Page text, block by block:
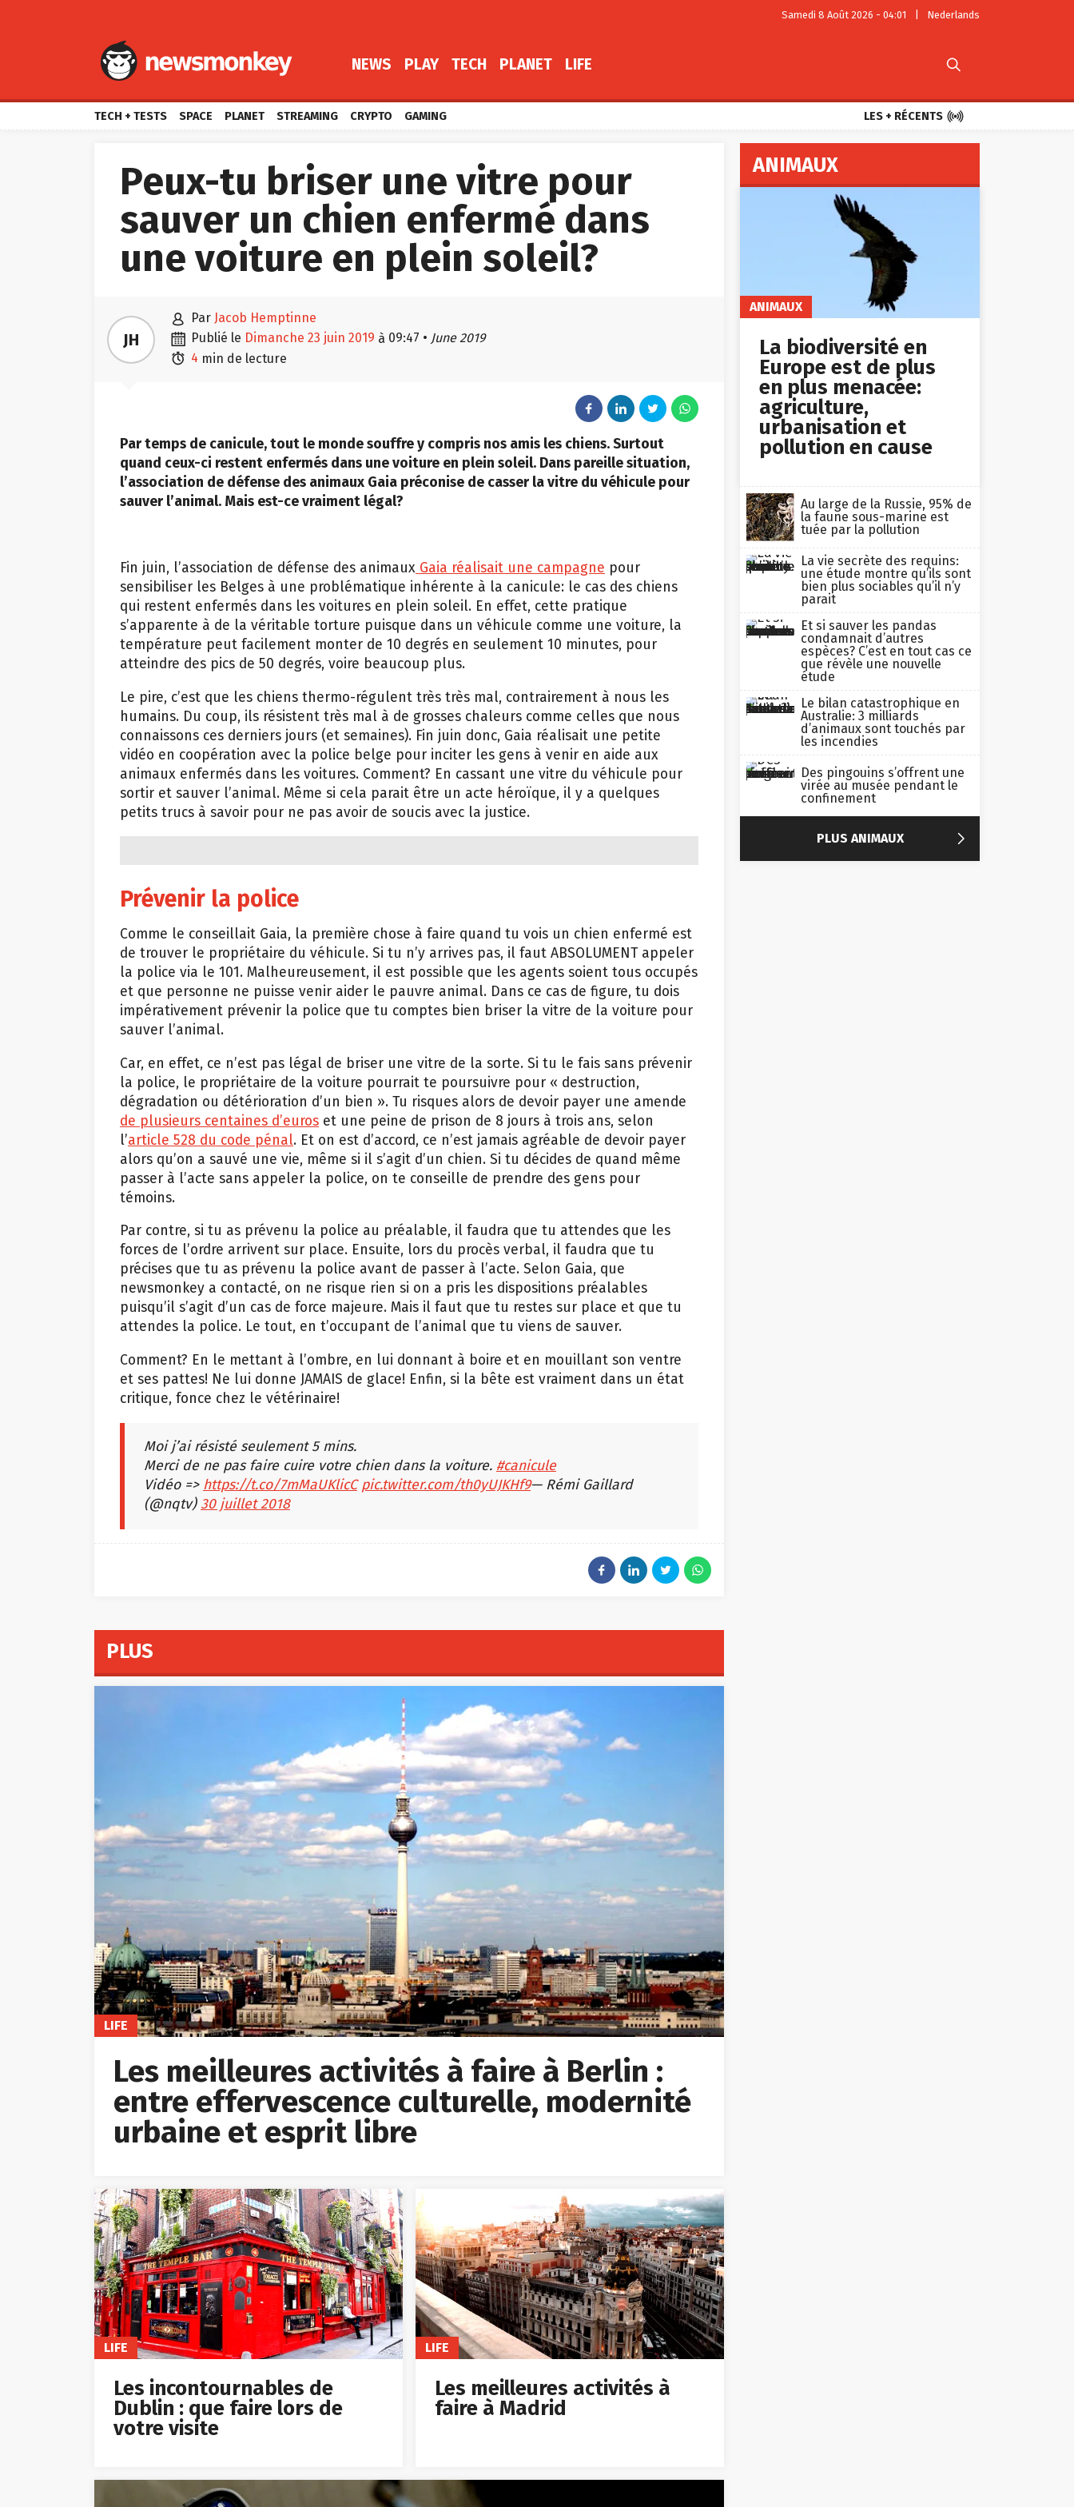
Samedi 8 Août 2026 - 04:01 Nederlands
NEWS PLAY TECH PLANET LIFE 
TECH + TESTS SPACE PLANET STREAMING CRYPTO GAMING LES + RÉCENTS 
Peux-tu briser une vitre pour
sauver un chien enfermé dans
une voiture en plein soleil?
JH
 par Jacob Hemptinne
 publié le dimanche 23 juin 2019 à 09:47 • June 2019
 4 min de lecture
Par temps de canicule, tout le monde souffre y compris nos amis les chiens. Surtout
quand ceux-ci restent enfermés dans une voiture en plein soleil. Dans pareille situation,
l’association de défense des animaux Gaia préconise de casser la vitre du véhicule pour
sauver l’animal. Mais est-ce vraiment légal?
Fin juin, l’association de défense des animaux Gaia réalisait une campagne pour
sensibiliser les Belges à une problématique inhérente à la canicule: le cas des chiens
qui restent enfermés dans les voitures en plein soleil. En effet, cette pratique
s’apparente à de la véritable torture puisque dans un véhicule comme une voiture, la
température peut facilement monter de 10 degrés en seulement 10 minutes, pour
atteindre des pics de 50 degrés, voire beaucoup plus.
Le pire, c’est que les chiens thermo-régulent très très mal, contrairement à nous les
humains. Du coup, ils résistent très mal à de grosses chaleurs comme celles que nous
connaissons ces derniers jours (et semaines). Fin juin donc, Gaia réalisait une petite
vidéo en coopération avec la police belge pour inciter les gens à venir en aide aux
animaux enfermés dans les voitures. Comment? En cassant une vitre du véhicule pour
sortir et sauver l’animal. Même si cela parait être un acte héroïque, il y a quelques
petits trucs à savoir pour ne pas avoir de soucis avec la justice.
Prévenir la police
Comme le conseillait Gaia, la première chose à faire quand tu vois un chien enfermé est
de trouver le propriétaire du véhicule. Si tu n’y arrives pas, il faut ABSOLUMENT appeler
la police via le 101. Malheureusement, il est possible que les agents soient tous occupés
et que personne ne puisse venir aider le pauvre animal. Dans ce cas de figure, tu dois
impérativement prévenir la police que tu comptes bien briser la vitre de la voiture pour
sauver l’animal.
Car, en effet, ce n’est pas légal de briser une vitre de la sorte. Si tu le fais sans prévenir
la police, le propriétaire de la voiture pourrait te poursuivre pour « destruction,
dégradation ou détérioration d’un bien ». Tu risques alors de devoir payer une amende
de plusieurs centaines d’euros et une peine de prison de 8 jours à trois ans, selon
l’article 528 du code pénal. Et on est d’accord, ce n’est jamais agréable de devoir payer
alors qu’on a sauvé une vie, même si il s’agit d’un chien. Si tu décides de quand même
passer à l’acte sans appeler la police, on te conseille de prendre des gens pour
témoins.
Par contre, si tu as prévenu la police au préalable, il faudra que tu attendes que les
forces de l’ordre arrivent sur place. Ensuite, lors du procès verbal, il faudra que tu
précises que tu as prévenu la police avant de passer à l’acte. Selon Gaia, que
newsmonkey a contacté, on ne risque rien si on a pris les dispositions préalables
puisqu’il s’agit d’un cas de force majeure. Mais il faut que tu restes sur place et que tu
attendes la police. Le tout, en t’occupant de l’animal que tu viens de sauver.
Comment? En le mettant à l’ombre, en lui donnant à boire et en mouillant son ventre
et ses pattes! Ne lui donne JAMAIS de glace! Enfin, si la bête est vraiment dans un état
critique, fonce chez le vétérinaire!
Moi j’ai résisté seulement 5 mins.
Merci de ne pas faire cuire votre chien dans la voiture. #canicule
Vidéo => https://t.co/7mMaUKlicC pic.twitter.com/th0yUJKHf9— Rémi Gaillard
(@nqtv)30 juillet 2018
PLUS
LIFE
Les meilleures activités à faire à Berlin :
entre effervescence culturelle, modernité
urbaine et esprit libre
LIFE
Les incontournables de
Dublin : que faire lors de
votre visite
LIFE
Les meilleures activités à
faire à Madrid
ANIMAUX
ANIMAUX
La biodiversité en
Europe est de plus
en plus menacée:
agriculture,
urbanisation et
pollution en cause
Au large de la Russie, 95% de
la faune sous-marine est
tuée par la pollution
La vie secrète des requins:
une étude montre qu’ils sont
bien plus sociables qu’il n’y
parait
Et si sauver les pandas
condamnait d’autres
espèces? C’est en tout cas ce
que révèle une nouvelle
étude
Le bilan catastrophique en
Australie: 3 milliards
d’animaux sont touchés par
les incendies
Des pingouins s’offrent une
virée au musée pendant le
confinement
PLUS ANIMAUX 